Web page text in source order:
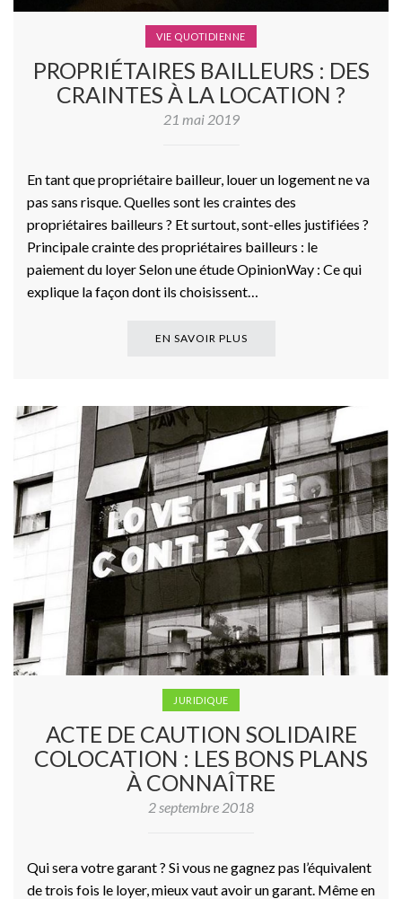
VIE QUOTIDIENNE
PROPRIÉTAIRES BAILLEURS : DES
CRAINTES À LA LOCATION ?
21 mai 2019
En tant que propriétaire bailleur, louer un logement ne va
pas sans risque. Quelles sont les craintes des
propriétaires bailleurs ? Et surtout, sont-elles justifiées ?
Principale crainte des propriétaires bailleurs : le
paiement du loyer Selon une étude OpinionWay : Ce qui
explique la façon dont ils choisissent…
EN SAVOIR PLUS
JURIDIQUE
ACTE DE CAUTION SOLIDAIRE
COLOCATION : LES BONS PLANS
À CONNAÎTRE
2 septembre 2018
Qui sera votre garant ? Si vous ne gagnez pas l’équivalent
de trois fois le loyer, mieux vaut avoir un garant. Même en